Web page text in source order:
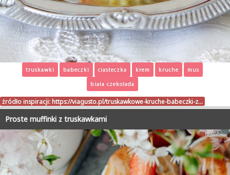
truskawki babeczki ciasteczka krem kruche
mus
biała czekolada
źródło inspiracji: https://viagusto.pl/truskawkowe-kruche-babeczki-z…
Proste muffinki z truskawkami